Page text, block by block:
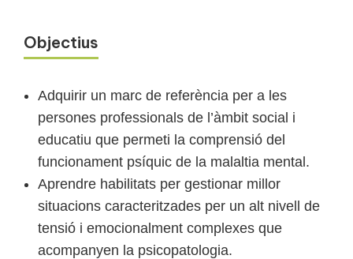
Objectius
Adquirir un marc de referència per a les
persones professionals de l’àmbit social i
educatiu que permeti la comprensió del
funcionament psíquic de la malaltia mental.
Aprendre habilitats per gestionar millor
situacions caracteritzades per un alt nivell de
tensió i emocionalment complexes que
acompanyen la psicopatologia.